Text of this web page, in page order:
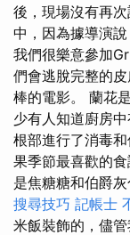
後，現場沒有再
中，因為據導演
我們很樂意參加
們會逃脫完整的
棒的電影。 蘭花
少有人知道廚房
根部進行了消毒
果季節最喜歡的
是焦糖糖和伯爵
搜尋技巧 記帳士
米飯裝飾的，儘